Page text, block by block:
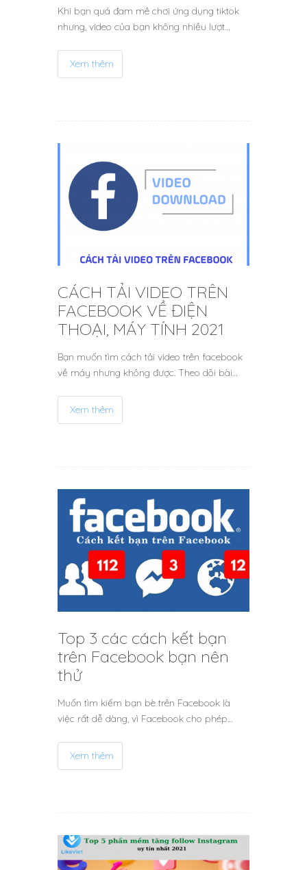
Khi bạn quá đam mê chơi ứng dụng tiktok
nhưng, video của bạn không nhiều lượt…
Xem thêm
CÁCH TẢI VIDEO TRÊN
FACEBOOK VỀ ĐIỆN
THOẠI, MÁY TÍNH 2021
Bạn muốn tìm cách tải video trên facebook
về máy nhưng không được. Theo dõi bài…
Xem thêm
Top 3 các cách kết bạn
trên Facebook bạn nên
thử
Muốn tìm kiếm bạn bè trên Facebook là
việc rất dễ dàng, vì Facebook cho phép…
Xem thêm